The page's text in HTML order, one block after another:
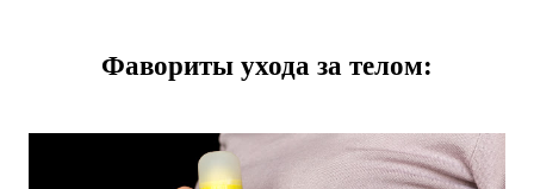
Фавориты ухода за телом: